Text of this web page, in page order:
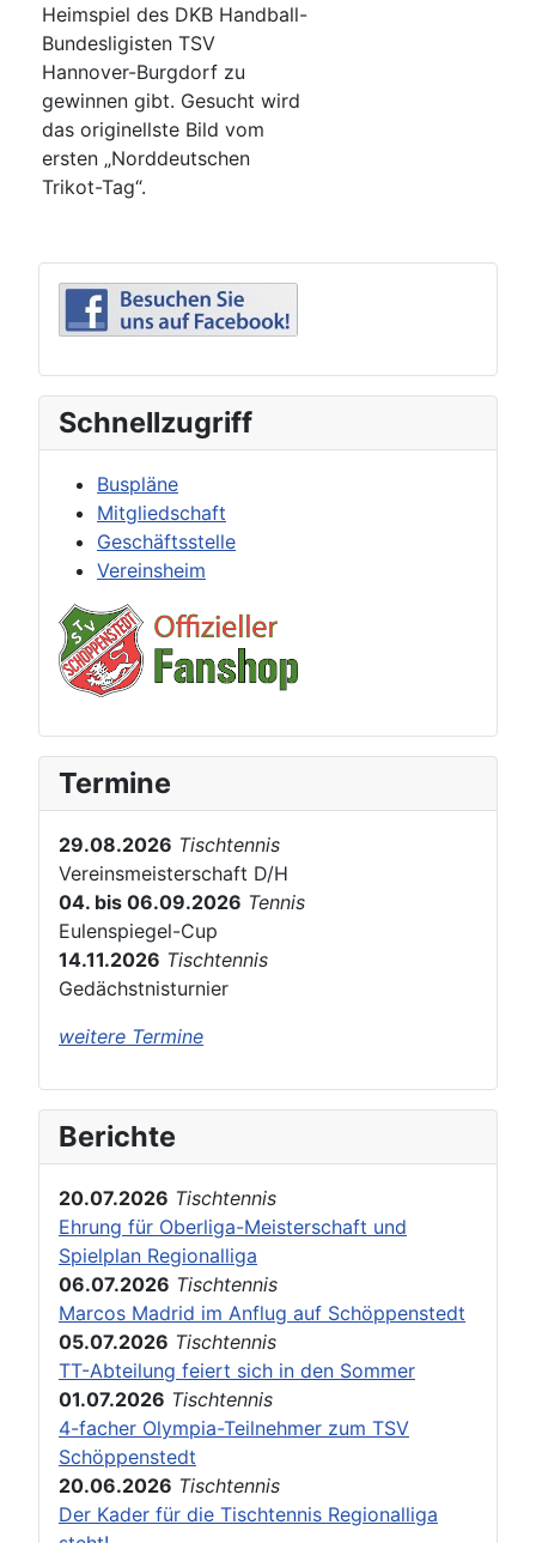
Heimspiel des DKB Handball-
Bundesligisten TSV
Hannover-Burgdorf zu
gewinnen gibt. Gesucht wird
das originellste Bild vom
ersten „Norddeutschen
Trikot-Tag“.
Schnellzugriff
Buspläne
Mitgliedschaft
Geschäftsstelle
Vereinsheim
Termine
29.08.2026 Tischtennis
Vereinsmeisterschaft D/H
04. bis 06.09.2026 Tennis
Eulenspiegel-Cup
14.11.2026 Tischtennis
Gedächstnisturnier
weitere Termine
Berichte
20.07.2026 Tischtennis
Ehrung für Oberliga-Meisterschaft und
Spielplan Regionalliga
06.07.2026 Tischtennis
Marcos Madrid im Anflug auf Schöppenstedt
05.07.2026 Tischtennis
TT-Abteilung feiert sich in den Sommer
01.07.2026 Tischtennis
4-facher Olympia-Teilnehmer zum TSV
Schöppenstedt
20.06.2026 Tischtennis
Der Kader für die Tischtennis Regionalliga